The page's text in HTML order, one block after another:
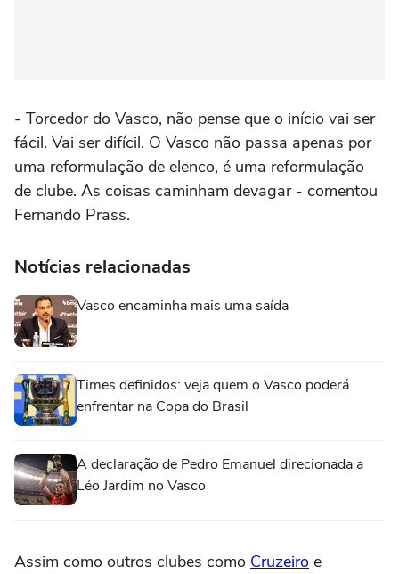
- Torcedor do Vasco, não pense que o início vai ser
fácil. Vai ser difícil. O Vasco não passa apenas por
uma reformulação de elenco, é uma reformulação
de clube. As coisas caminham devagar - comentou
Fernando Prass.
Notícias relacionadas
Vasco encaminha mais uma saída
Times definidos: veja quem o Vasco poderá
enfrentar na Copa do Brasil
A declaração de Pedro Emanuel direcionada a
Léo Jardim no Vasco
Assim como outros clubes como Cruzeiro e